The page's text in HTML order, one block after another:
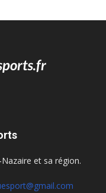
et sa région.